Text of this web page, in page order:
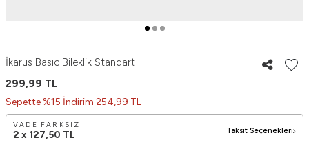
İkarus Basıc Bileklik Standart
299,99 TL
Sepette %15 İndirim 254,99 TL
VADE FARKSIZ
2 x 127,50 TL Taksit Seçenekleri